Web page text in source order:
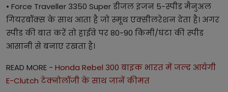
• Force Traveller 3350 Super डीजल इंजन 5-स्पीड मैनुअल
गियरबॉक्स के साथ आता है जो स्मूथ एक्सीलरेशन देता है। अगर
स्पीड की बात करें तो हाईवे पर 80-90 किमी/घंटा की स्पीड
आसानी से बनाए रखता है।
READ MORE - Honda Rebel 300 बाइक भारत में जल्द आयेगी
E-Clutch टेक्नोलॉजी के साथ जानें कीमत